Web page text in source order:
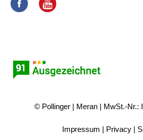
© Pollinger Meran MwSt.-Nr.:
Impressum Privacy